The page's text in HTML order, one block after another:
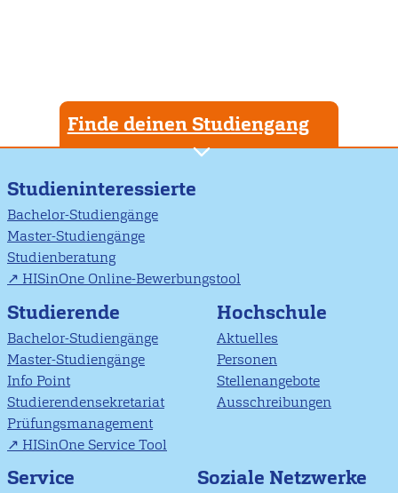
Finde deinen Studiengang
Studieninteressierte
Bachelor-Studiengänge
Master-Studiengänge
Studienberatung
HISinOne Online-Bewerbungstool
Studierende
Bachelor-Studiengänge
Master-Studiengänge
Info Point
Studierendensekretariat
Prüfungsmanagement
HISinOne Service Tool
Hochschule
Aktuelles
Personen
Stellenangebote
Ausschreibungen
Service Soziale Netzwerke